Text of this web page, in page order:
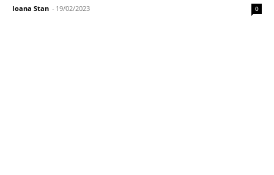
Ioana Stan - 19/02/2023 0